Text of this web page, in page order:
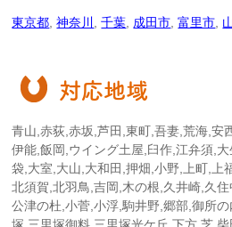
東京都 ,神奈川 ,千葉 成田市 ,富里市
対応地域
青山,赤荻,赤坂,芦田,東町,吾妻,荒海,安
伊能,飯岡,ウイング土屋,臼作,江弁須,
袋,大室,大山,大和田,押畑,小野,上町,上
北須賀,北羽鳥,吉岡,木の根,久井崎,久
公津の杜,小菅,小浮,駒井野,郷部,御所
塚,三里塚御料,三里塚光ケ丘,下方,芝,